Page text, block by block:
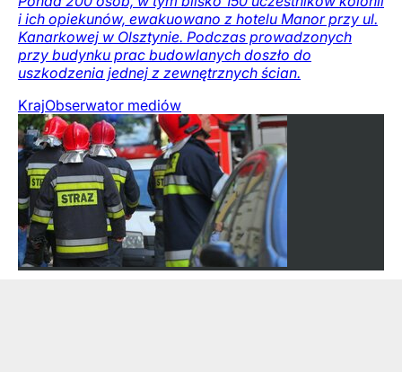
i ich opiekunów, ewakuowano z hotelu Manor przy ul.
Kanarkowej w Olsztynie. Podczas prowadzonych
przy budynku prac budowlanych doszło do
uszkodzenia jednej z zewnętrznych ścian.
KrajObserwator mediów